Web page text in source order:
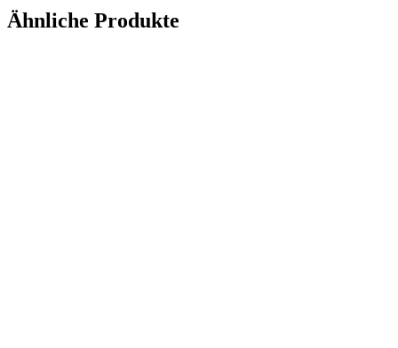
Ähnliche Produkte